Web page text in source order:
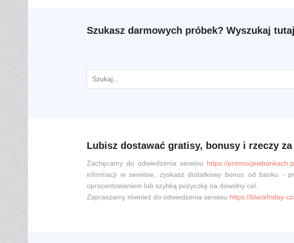
Szukasz darmowych próbek? Wyszukaj
Lubisz dostawać gratisy, bonusy i rzeczy
Zachęcamy do odwiedzenia serwisu https://
informacji w serwisie, zyskasz dodatkowy bonus od banku -
oprocentowaniem lub szybką pożyczkę na dowolny cel.
Zapraszamy również do odwiedzenia serwisu https://blackfriday-